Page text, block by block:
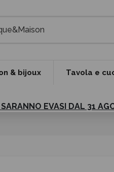
& bijoux Tavola e
EVASI DAL 31